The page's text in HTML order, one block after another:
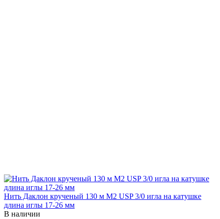
Нить Даклон крученый 130 м М2 USP 3/0 игла на катушке
длина иглы 17-26 мм
В наличии